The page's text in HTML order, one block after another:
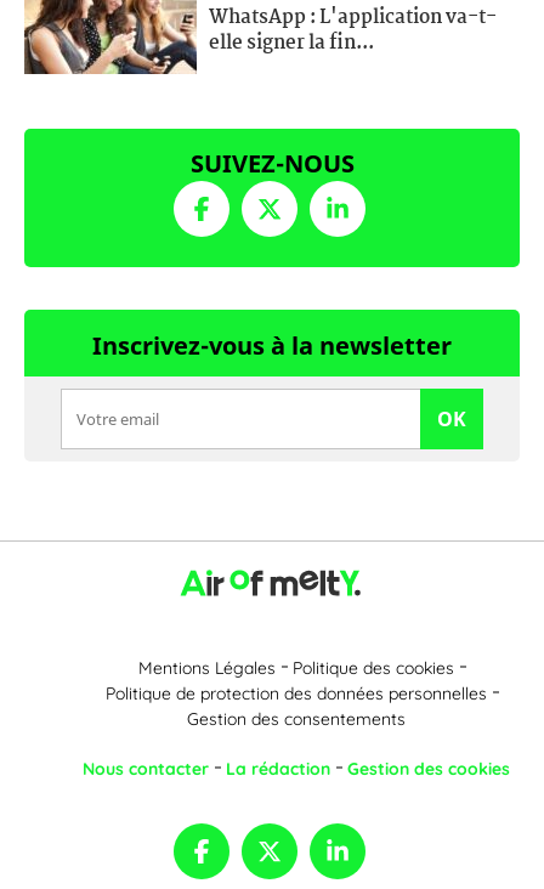
WhatsApp : L'application va-t-
elle signer la fin...
SUIVEZ-NOUS
Inscrivez-vous à la newsletter
OK
Mentions Légales
Politique des cookies
Politique de protection des données personnelles
Gestion des consentements
Nous contacter La rédaction Gestion des cookies